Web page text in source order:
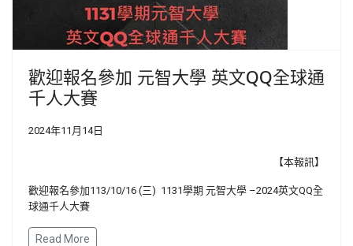
歡迎報名參加 元智大學 英文QQ全球通
千人大賽
2024年11月14日
【本報訊】
歡迎報名參加113/10/16 (三) 1131學期 元智大學 –2024英文QQ全
球通千人大賽
Read More